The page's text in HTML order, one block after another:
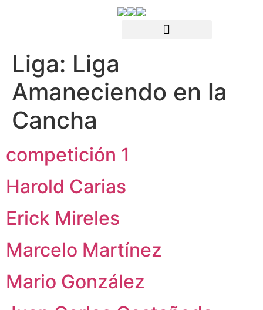
Liga: Liga
Amaneciendo en la
Cancha
competición 1
Harold Carias
Erick Mireles
Marcelo Martínez
Mario González